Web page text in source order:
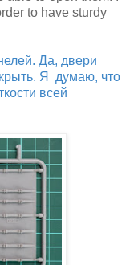
to have sturdy
Да, двери
Я думаю, что
всей